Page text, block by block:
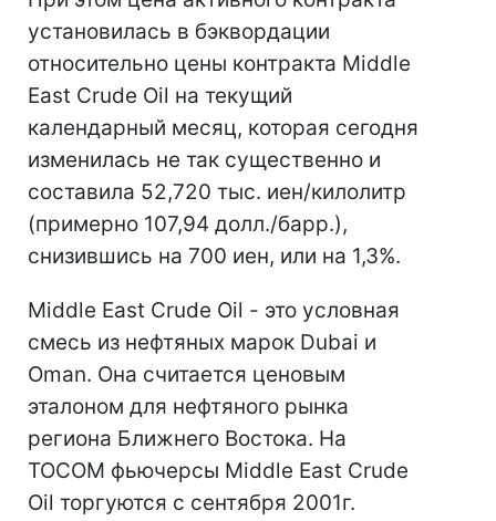
установилась в бэквордации
относительно цены контракта Middle
East Crude Oil на текущий
календарный месяц, которая сегодня
изменилась не так существенно и
составила 52,720 тыс. иен/килолитр
(примерно 107,94 долл./барр.),
снизившись на 700 иен, или на 1,3%.
Middle East Crude Oil - это условная
смесь из нефтяных марок Dubai и
Oman. Она считается ценовым
эталоном для нефтяного рынка
региона Ближнего Востока. На
TOCOM фьючерсы Middle East Crude
Oil торгуются с сентября 2001г.